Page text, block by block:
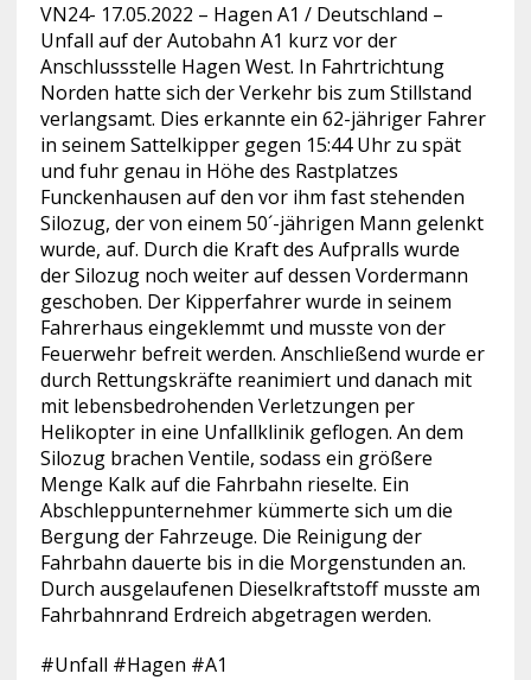
VN24- 17.05.2022 – Hagen A1 / Deutschland –
Unfall auf der Autobahn A1 kurz vor der
Anschlussstelle Hagen West. In Fahrtrichtung
Norden hatte sich derVerkehr bis zum Stillstand
verlangsamt. Dies erkannte ein 62-jähriger Fahrer
in seinem Sattelkipper gegen 15:44 Uhr zu spät
und fuhr genau in Höhe des Rastplatzes
Funckenhausen auf den vor ihm fast stehenden
Silozug, der von einem 50´-jährigen Mann gelenkt
wurde, auf. Durch die Kraft des Aufpralls wurde
der Silozug noch weiter auf dessen Vordermann
geschoben. Der Kipperfahrer wurde in seinem
Fahrerhaus eingeklemmt und musste von der
Feuerwehr befreit werden. Anschließend wurde er
durch Rettungskräfte reanimiert und danach mit
mit lebensbedrohenden Verletzungen per
Helikopter in eine Unfallklinik geflogen. An dem
Silozug brachen Ventile, sodass ein größere
Menge Kalk auf die Fahrbahn rieselte. Ein
Abschleppunternehmer kümmerte sich um die
Bergung der Fahrzeuge. Die Reinigung der
Fahrbahn dauerte bis in die Morgenstunden an.
Durch ausgelaufenen Dieselkraftstoff musste am
Fahrbahnrand Erdreich abgetragen werden.
#Unfall #Hagen #A1